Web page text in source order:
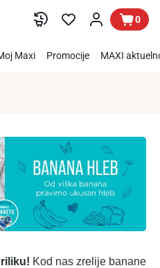
0
Maxi Promocije MAXI
Kod nas zrelije banane